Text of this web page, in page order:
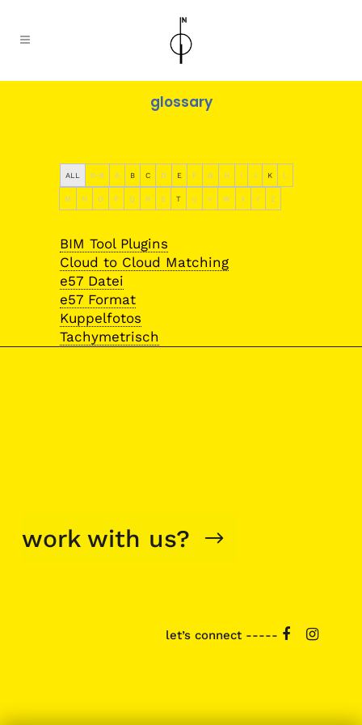
glossary
ALL 0-9 A B C D E F G H I J K L
M N O P Q R S T U V W X Y Z
BIM Tool Plugins
Cloud to Cloud Matching
e57 Datei
e57 Format
Kuppelfotos
Tachymetrisch
work with us?
let’s connect -----